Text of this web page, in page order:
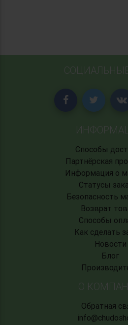
Способы
Партнёрская
Информация о
Статусы
Безопасность
Возврат
Способы
Как сделать
Новости
Блог
О
Обратная